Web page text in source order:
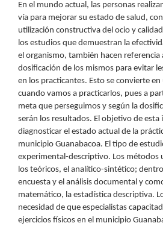
En el mundo actual, las personas
vía para mejorar su estado de salud,
utilización constructiva del ocio y
los estudios que demuestran la
el organismo, también hacen referencia
dosificación de los mismos para evitar
en los practicantes. Esto se convierte
cuando vamos a practicarlos, pues a
meta que perseguimos y según la
serán los resultados. El objetivo de esta
diagnosticar el estado actual de la
municipio Guanabacoa. El tipo de
experimental-descriptivo. Los métodos
los teóricos, el analítico-sintético;
encuesta y el análisis documental y
matemático, la estadística descriptiva.
necesidad de que especialistas
ejercicios físicos en el municipio